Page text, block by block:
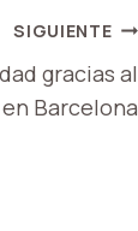
SIGUIENTE
gracias al
Barcelona